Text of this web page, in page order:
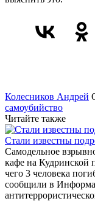
Колесников Андрей
самоубийство
Читайте также
Стали известны
Самодельное
кафе на Кудринской
чего 3 человека
сообщили в